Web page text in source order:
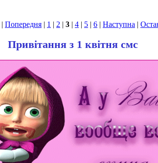
| Попередня | 1 | 2 | 3 | 4 | 5 | 6 | Наступна |
Привітання з 1 квітня смс